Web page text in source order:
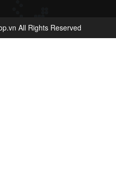
All Rights Reserved